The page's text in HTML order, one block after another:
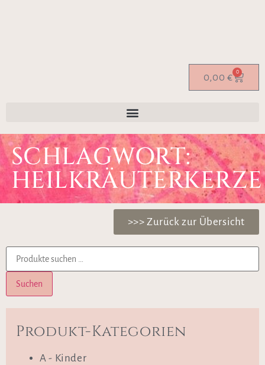
0,00 € 0
SCHLAGWORT:
HEILKRÄUTERKERZE
>>> Zurück zur Übersicht
Suchen
Produkt-Kategorien
A - Kinder